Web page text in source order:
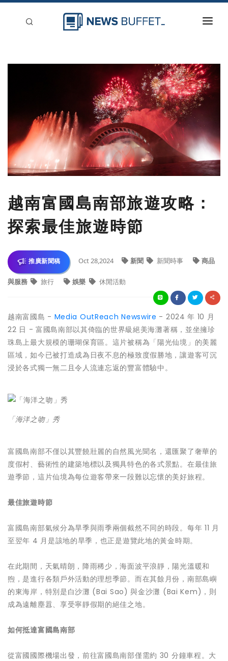
越南富國島南部旅遊攻略：
探索最佳旅遊時節
推廣新聞稿 Oct 28,2024 新聞 新聞時事 商品
與服務 旅行 娛樂 休閒活動
越南富國島 - Media OutReach Newswire - 2024 年 10 月
22 日 - 富國島南部以其倚臨的世界級絕美海灘著稱，並坐擁珍
珠島上最大規模的珊瑚保育區。這片被稱為「陽光仙境」的美麗
區域，如今已被打造成為日夜不息的極致度假勝地，讓遊客可沉
浸於各式獨一無二且令人流連忘返的豐富體驗中。
「海洋之吻」秀
富國島南部不僅以其豐饒壯麗的自然風光聞名，還匯聚了奢華的
度假村、藝術性的建築地標以及獨具特色的各式景點。在最佳旅
遊季節，這片仙境為每位遊客帶來一段難以忘懷的美好旅程。
最佳旅遊時節
富國島南部氣候分為旱季與雨季兩個截然不同的時段。每年 11 月
至翌年 4 月是該地的旱季，也正是遊覽此地的黃金時期。
在此期間，天氣晴朗，降雨稀少，海面波平浪靜，陽光溫暖和
煦，是進行各類戶外活動的理想季節。而在其餘月份，南部島嶼
的東海岸，特別是白沙灘 (Bai Sao) 與金沙灘 (Bai Kem)，則
成為遠離塵囂、享受寧靜假期的絕佳之地。
如何抵達富國島南部
從富國國際機場出發，前往富國島南部僅需約 30 分鐘車程。大